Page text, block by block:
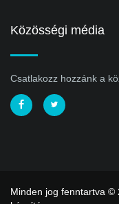
Közösségi média
Csatlakozz hozzánk a
Minden jog fenntartva ©